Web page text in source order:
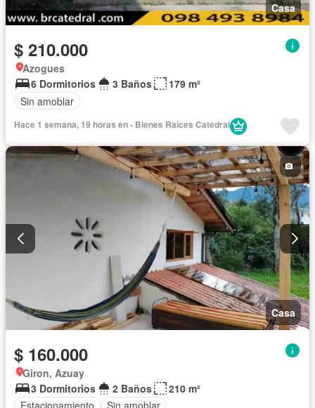
Casa
$ 210.000
Azogues
6 Dormitorios
3 Baños
179 m²
Sin amoblar
Hace 1 semana, 19 horas en - Bienes Raíces Catedral
Casa
$ 160.000
Giron, Azuay
3 Dormitorios
2 Baños
210 m²
Estacionamiento
Sin amoblar